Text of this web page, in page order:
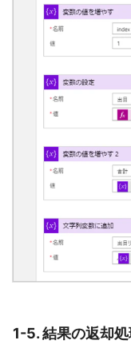
1-5. 結果の返却